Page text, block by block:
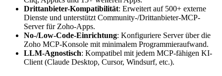
Drittanbieter-Kompatibilität: Erweitert auf 500+ externe
Dienste und unterstützt Community-/Drittanbieter-MCP-
Server für Zoho-Apps.
No-/Low-Code-Einrichtung: Konfiguriere Server über die
Zoho MCP-Konsole mit minimalem Programmieraufwand.
LLM-Agnostisch: Kompatibel mit jedem MCP-fähigen KI-
Client (Claude Desktop, Cursor, Windsurf, etc.).